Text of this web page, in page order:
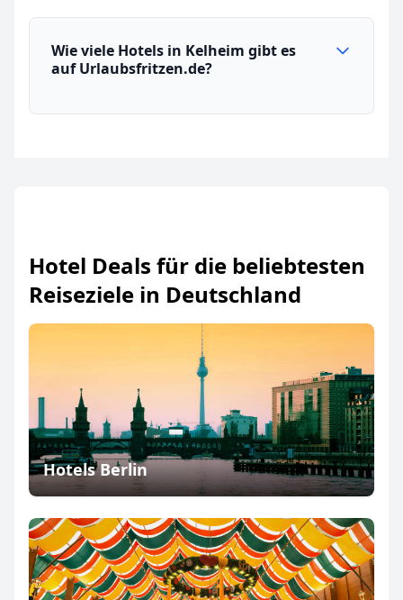
Wie viele Hotels in Kelheim gibt es
auf Urlaubsfritzen.de?
Hotel Deals für die beliebtesten
Reiseziele in Deutschland
Hotels Berlin